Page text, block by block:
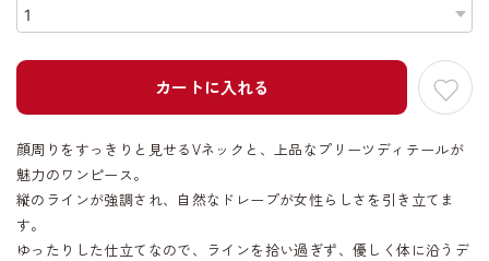
カートに入れる
顔周りをすっきりと見せるVネックと、上品なプリーツディテールが
魅力のワンピース。
縦のラインが強調され、自然なドレープが女性らしさを引き立てま
す。
ゆったりした仕立てなので、ラインを拾い過ぎず、優しく体に沿うデ